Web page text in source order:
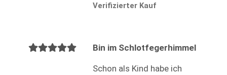
Verifizierter Kauf
Bin im Schlotfegerhimmel
Schon als Kind habe ich